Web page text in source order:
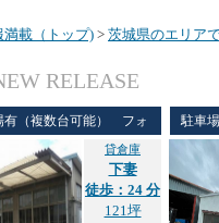
載（トップ) > 茨城県のエリア
RELEASE
有（複数台可能） フォ
貸倉庫
下妻
徒歩：24 分
121坪
駐車